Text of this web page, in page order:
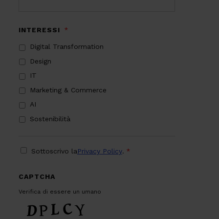
INTERESSI *
Digital Transformation
Design
IT
Marketing & Commerce
AI
Sostenibilità
Sottoscrivo laPrivacy Policy. *
CAPTCHA
Verifica di essere un umano